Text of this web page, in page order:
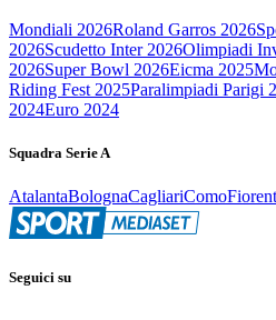
Mondiali 2026Roland Garros 2026
2026Scudetto Inter 2026Olimpiadi
2026Super Bowl 2026Eicma 2025
Riding Fest 2025Paralimpiadi Parigi
2024Euro 2024
Squadra Serie A
AtalantaBolognaCagliariComo
Seguici su